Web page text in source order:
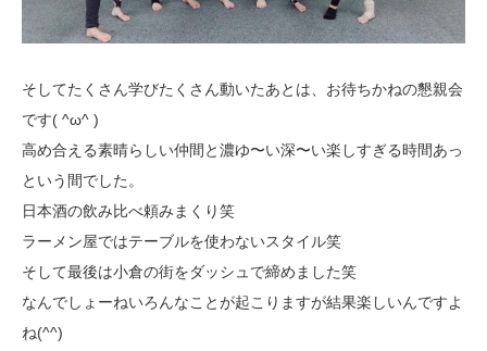
そしてたくさん学びたくさん動いたあとは、お待ちかねの懇親会
です( ^ω^ )
高め合える素晴らしい仲間と濃ゆ〜い深〜い楽しすぎる時間あっ
という間でした。
日本酒の飲み比べ頼みまくり笑
ラーメン屋ではテーブルを使わないスタイル笑
そして最後は小倉の街をダッシュで締めました笑
なんでしょーねいろんなことが起こりますが結果楽しいんですよ
ね(^^)